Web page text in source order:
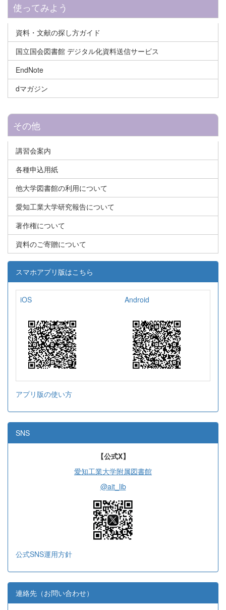
使ってみよう
資料・文献の探し方ガイド
国立国会図書館 デジタル化資料送信サービス
EndNote
dマガジン
その他
講習会案内
各種申込用紙
他大学図書館の利用について
愛知工業大学研究報告について
著作権について
資料のご寄贈について
スマホアプリ版はこちら
iOS Android
アプリ版の使い方
SNS
【公式X】
愛知工業大学附属図書館
@ait_lib
公式SNS運用方針
連絡先（お問い合わせ）